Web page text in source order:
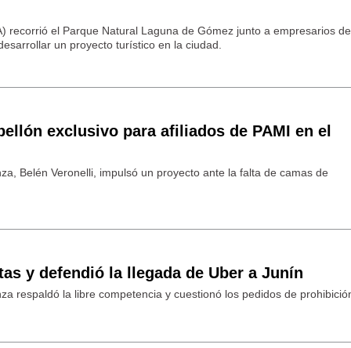
recorrió el Parque Natural Laguna de Gómez junto a empresarios
un proyecto turístico en la ciudad.
exclusivo para afiliados de PAMI en el
Belén Veronelli, impulsó un proyecto ante la falta de camas de
y defendió la llegada de Uber a Junín
respaldó la libre competencia y cuestionó los pedidos de